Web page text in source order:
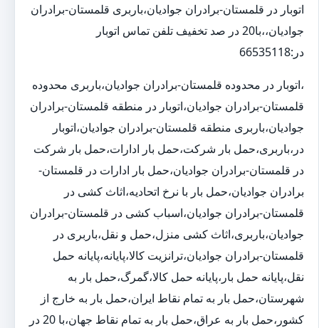
اتوبار در قلمستان-برادران جوادیان،باربری قلمستان-برادران
جوادیان،،با20 در صد تخفیف تلفن تماس اتوبار
در:66535118
،اتوبار در محدوده قلمستان-برادران جوادیان،باربری محدوده
قلمستان-برادران جوادیان،اتوبار در منطقه قلمستان-برادران
جوادیان،باربری منطقه قلمستان-برادران جوادیان،اتوبار
در،باربری،حمل بار شرکت،حمل بار ادارات،حمل بار شرکت
در قلمستان-برادران جوادیان،حمل بار ادارات در قلمستان-
برادران جوادیان،حمل بار با نرخ اتحادیه،اثاث کشی در
قلمستان-برادران جوادیان،اسباب کشی در قلمستان-برادران
جوادیان،باربری،اثاث کشی منزل،حمل و نقل،باربری در
قلمستان-برادران جوادیان،ترانزیت کالا،پایانه،پایانه حمل
نقل،پایانه حمل بار،پایانه حمل کالا،گمرگ،حمل بار به
شهرستان،حمل بار به تمام نقاط ایران،حمل بار به خارج از
کشور،حمل بار به عراق،حمل بار به تمام نقاط جهان،با 20 در